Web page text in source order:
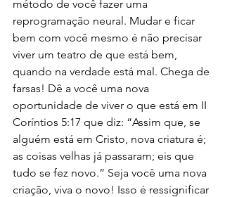
método de você fazer uma
reprogramação neural. Mudar e ficar
bem com você mesmo é não precisar
viver um teatro de que está bem,
quando na verdade está mal. Chega de
farsas! Dê a você uma nova
oportunidade de viver o que está em II
Coríntios 5:17 que diz: “Assim que, se
alguém está em Cristo, nova criatura é;
as coisas velhas já passaram; eis que
tudo se fez novo.” Seja você uma nova
criação, viva o novo! Isso é ressignificar